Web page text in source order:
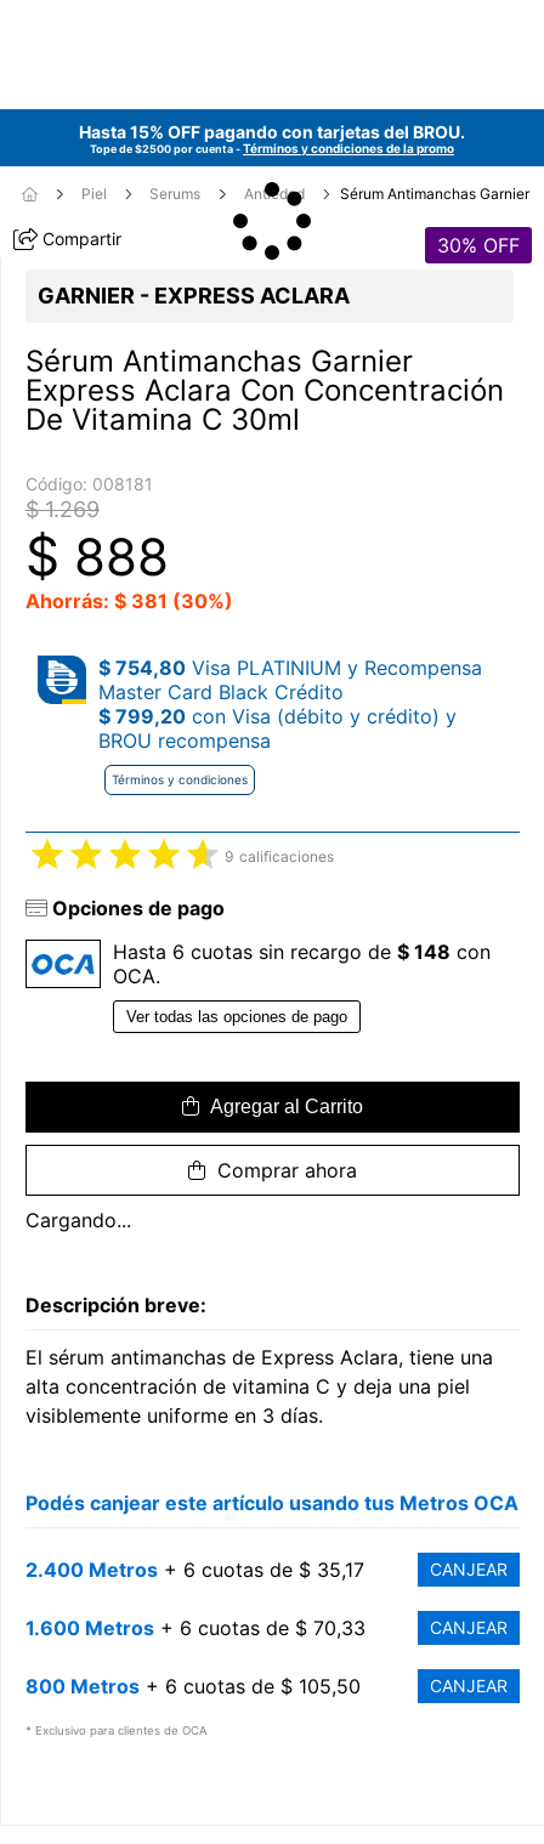
Hasta 15% OFF pagando con tarjetas del BROU.
Tope de $2500 por cuenta -Términos y condiciones de la promo
Piel Serums Antiedad Sérum Antimanchas Garnier
Compartir 30% OFF
GARNIER - EXPRESS ACLARA
Sérum Antimanchas Garnier
Express Aclara Con Concentración
De Vitamina C 30ml
Código: 008181
$ 1.269
$ 888
Ahorrás: $ 381 (30%)
$ 754,80 Visa PLATINIUM y Recompensa
Master Card Black Crédito
$ 799,20 con Visa (débito y crédito) y
BROU recompensa
Términos y condiciones
9 calificaciones
Opciones de pago
Hasta 6 cuotas sin recargo de $ 148 con
OCA.
Ver todas las opciones de pago
Agregar al Carrito
Comprar ahora
Cargando...
Descripción breve:
El sérum antimanchas de Express Aclara, tiene una
alta concentración de vitamina C y deja una piel
visiblemente uniforme en 3 días.
Podés canjear este artículo usando tus Metros OCA
2.400 Metros + 6 cuotas de $ 35,17 CANJEAR
1.600 Metros + 6 cuotas de $ 70,33 CANJEAR
800 Metros + 6 cuotas de $ 105,50 CANJEAR
* Exclusivo para clientes de OCA